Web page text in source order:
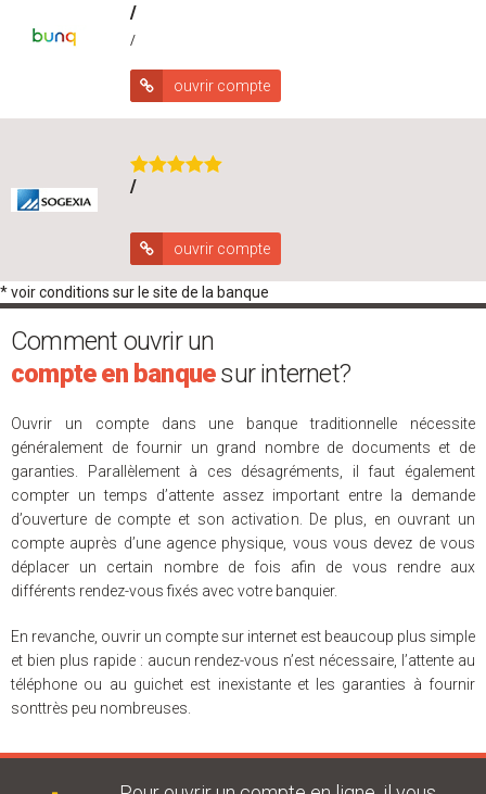
/
/
ouvrir compte
/
ouvrir compte
* voir conditions sur le site de la banque
Comment ouvrir un
compte en banquesur internet?
Ouvrir un compte dans une banque traditionnelle nécessite
généralement de fournir un grand nombre de documents et de
garanties. Parallèlement à ces désagréments, il faut également
compter un temps d’attente assez important entre la demande
d’ouverture de compte et son activation. De plus, en ouvrant un
compte auprès d’une agence physique, vous vous devez de vous
déplacer un certain nombre de fois afin de vous rendre aux
différents rendez-vous fixés avec votre banquier.
En revanche, ouvrir un compte sur internet est beaucoup plus simple
et bien plus rapide : aucun rendez-vous n’est nécessaire, l’attente au
téléphone ou au guichet est inexistante et les garanties à fournir
sonttrès peu nombreuses.